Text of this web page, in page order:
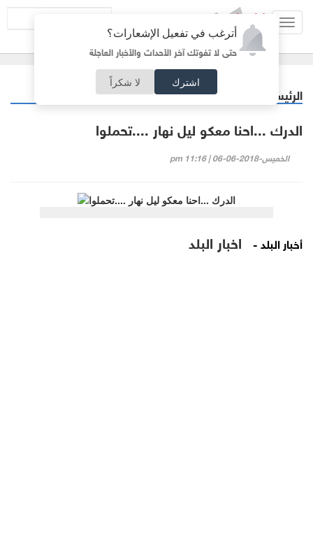
أترغب في تفعيل الإشعارات؟
حتى لا تفوتك آخر الأحداث والأخبار العاجلة
اشترك لا شكراً
الرئيسية فيديو البلد
الدرك ...احنا معكو ليل نهار ....تحملوا
الخميس-2018-06-06 | 11:16 pm
أخبار البلد - اخبار البلد